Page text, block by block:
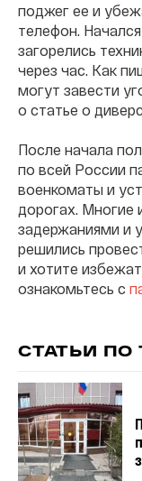
поджег ее и
телефон.
загорелись
через час. Как
могут завести
о статье о
После начала
по всей России
военкоматы и
дорогах. Многие
задержаниями и
решились
и хотите
ознакомьтесь с
СТАТЬИ ПО